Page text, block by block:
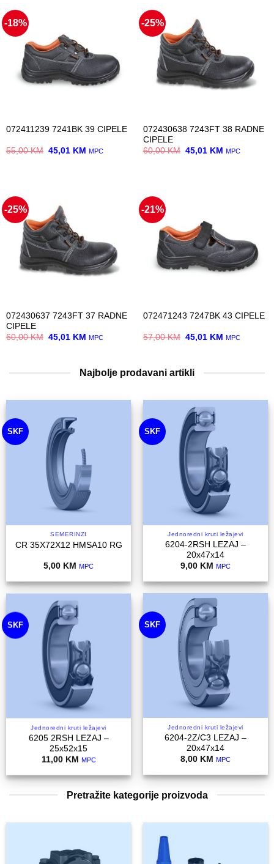
-18%
072411239 7241BK 39 CIPELE
55,00KM Original
45,01 KMCurrent
MPC
-25%
072430638 7243FT 38 RADNE
CIPELE
60,00KM Original
45,01 KMCurrent
MPC
-25%
072430637 7243FT 37 RADNE
CIPELE
60,00KM Original
45,01 KMCurrent
MPC
-21%
072471243 7247BK 43 CIPELE
57,00KM Original
45,01 KMCurrent
MPC
Najbolje prodavani artikli
SKF
SEMERINZI
CR 35X72X12 HMSA10 RG
5,00 KM MPC
SKF
Jednoredni kruti ležajevi
6204-2RSH LEZAJ –
20x47x14
9,00 KM MPC
SKF
Jednoredni kruti ležajevi
6205 2RSH LEZAJ –
25x52x15
11,00 KM MPC
SKF
Jednoredni kruti ležajevi
6204-2Z/C3 LEZAJ –
20x47x14
8,00 KM MPC
Pretražite kategorije proizvoda